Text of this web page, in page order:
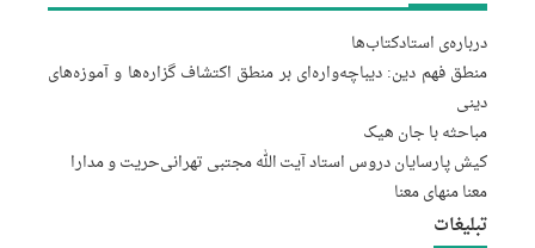
درباره‌‌ی استادکتاب‌ها
منطق فهم دین: دیباچه‌واره‌ای بر منطق اکتشاف گزاره‌ها و آموزه‌های
دینی
مباحثه با جان هیک
کیش پارسایان دروس استاد آیت الله مجتبى تهرانىحریت و مدارا
معنا منهای معنا
تبلیغات